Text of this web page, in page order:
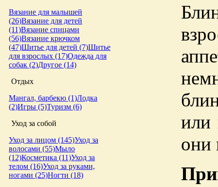
Вязание для малышей
(26)Вязание для детей
(11)Вязание спицами
(56)Вязание крючком
(47)Шитье для детей (7)Шитье
для взрослых (17)Одежда для
собак (2)Другое (14)
Отдых
Мангал, барбекю (1)Лодка
(2)Игры (5)Туризм (6)
Уход за собой
Уход за лицом (145)Уход за
волосами (55)Мыло
(12)Косметика (11)Уход за
телом (16)Уход за руками,
ногами (25)Ногти (18)
или
они